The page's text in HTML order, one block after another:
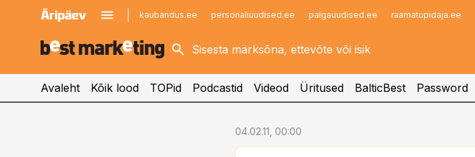
kaubandus.ee personaliuudised.ee palgauudised.ee raamatupidaja.ee
kinnisvarauudised.ee
logistikauudised.ee
imelineajalugu.ee
Infopank
Avaleht Kõik lood TOPid Podcastid Videod Üritused BalticBest Password
04.02.11, 00:00